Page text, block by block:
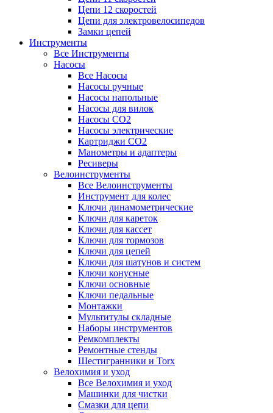
Цепи 12 скоростей
Цепи для электровелосипедов
Замки цепей
Инструменты
Все Инструменты
Насосы
Все Насосы
Насосы ручные
Насосы напольные
Насосы для вилок
Насосы CO2
Насосы электрические
Картриджи CO2
Манометры и адаптеры
Ресиверы
Велоинструменты
Все Велоинструменты
Инструмент для колес
Ключи динамометрические
Ключи для кареток
Ключи для кассет
Ключи для тормозов
Ключи для цепей
Ключи для шатунов и систем
Ключи конусные
Ключи основные
Ключи педальные
Монтажки
Мультитулы складные
Наборы инструментов
Ремкомплекты
Ремонтные стенды
Шестигранники и Torx
Велохимия и уход
Все Велохимия и уход
Машинки для чистки
Смазки для цепи